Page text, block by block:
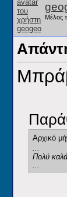
Μέλος
Αρχικό
Πολύ